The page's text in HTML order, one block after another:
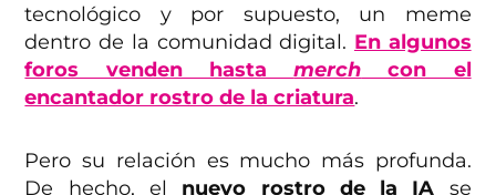
tecnológico y por supuesto, un meme
dentro de la comunidad digital. En algunos
foros venden hastamerch con el
encantador rostro de la criatura.
Pero su relación es mucho más profunda.
De hecho, el nuevo rostro de la IA se